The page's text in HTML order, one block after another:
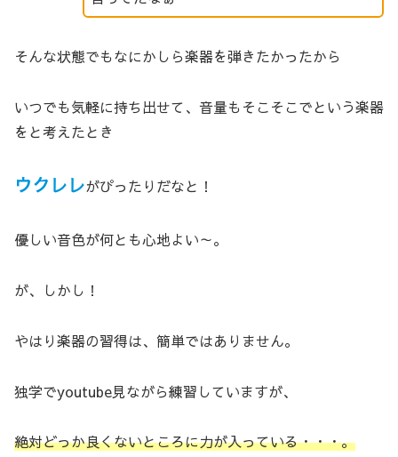
そんな状態でもなにかしら楽器を弾きたかったから
いつでも気軽に持ち出せて、音量もそこそこでという楽器
をと考えたとき
ウクレレがぴったりだなと！
優しい音色が何とも心地よい～。
が、しかし！
やはり楽器の習得は、簡単ではありません。
独学でyoutube見ながら練習していますが、
絶対どっか良くないところに力が入っている・・・。